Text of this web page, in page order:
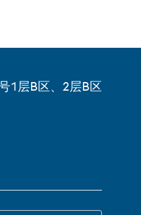
1层B区、2层B区